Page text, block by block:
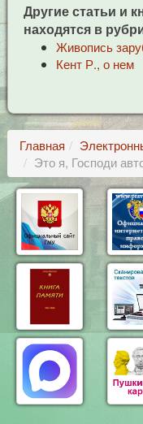
Другие статьи и
находятся в
Живопись
Кент Р., о нем
Главная
Это я, Господи